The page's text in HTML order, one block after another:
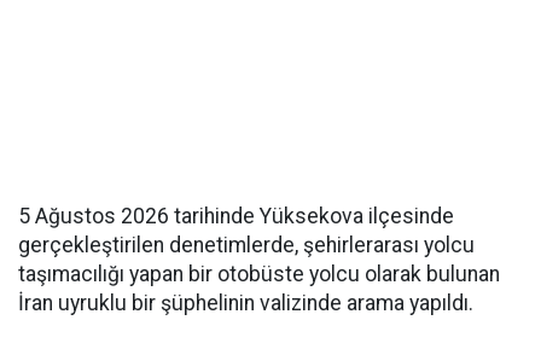
5 Ağustos 2026 tarihinde Yüksekova ilçesinde
gerçekleştirilen denetimlerde, şehirlerarası yolcu
taşımacılığı yapan bir otobüste yolcu olarak bulunan
İran uyruklu bir şüphelinin valizinde arama yapıldı.